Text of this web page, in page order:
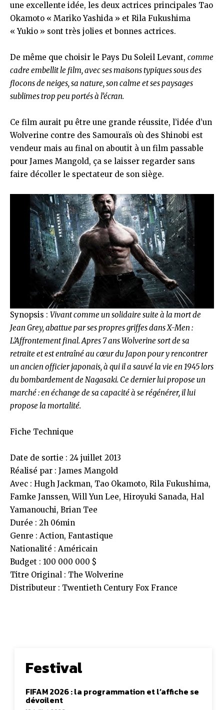
une excellente idée, les deux actrices principales Tao
Okamoto « Mariko Yashida » et Rila Fukushima
« Yukio » sont très jolies et bonnes actrices.
De même que choisir le Pays Du Soleil Levant, comme
cadre embellit le film, avec ses maisons typiques sous des
flocons de neiges, sa nature, son calme et ses paysages
sublimes trop peu portés à l’écran.
Ce film aurait pu être une grande réussite, l’idée d’un
Wolverine contre des Samouraïs où des Shinobi est
vendeur mais au final on aboutit à un film passable
pour James Mangold, ça se laisser regarder sans
faire décoller le spectateur de son siège.
Synopsis : Vivant comme un solidaire suite à la mort de
Jean Grey, abattue par ses propres griffes dans X-Men :
L’Affrontement final. Apres 7 ans Wolverine sort de sa
retraite et est entraîné au cœur du Japon pour y rencontrer
un ancien officier japonais, à qui il a sauvé la vie en 1945 lors
du bombardement de Nagasaki. Ce dernier lui propose un
marché : en échange de sa capacité à se régénérer, il lui
propose la mortalité.
Fiche Technique
Date de sortie : 24 juillet 2013
Réalisé par : James Mangold
Avec : Hugh Jackman, Tao Okamoto, Rila Fukushima,
Famke Janssen, Will Yun Lee, Hiroyuki Sanada, Hal
Yamanouchi, Brian Tee
Durée : 2h 06min
Genre : Action, Fantastique
Nationalité : Américain
Budget : 100 000 000 $
Titre Original : The Wolverine
Distributeur : Twentieth Century Fox France
Festival
FIFAM 2026 : la programmation et l’affiche se
dévoilent